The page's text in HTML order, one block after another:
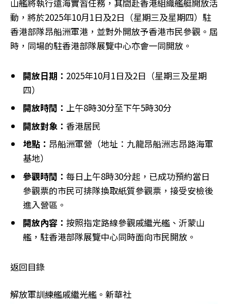
山艦將執行遠海實習任務，其間赴香港組織艦艇開放活
動，將於2025年10月1日及2日（星期三及星期四）駐
香港部隊昂船洲軍港，並對外開放予香港市民參觀。屆
時，同場的駐香港部隊展覽中心亦會一同開放。
開放日期： 2025年10月1日及2日（星期三及星期
四）
開放時間： 上午8時30分至下午5時30分
開放對象： 香港居民
地點： 昂船洲軍營（地址：九龍昂船洲志昂路海軍
基地）
參觀時間： 每日上午8時30分起，已成功預約當日
參觀票的市民可排隊換取紙質參觀票，接受安檢後
進入營區。
開放內容： 按照指定路線參觀戚繼光艦、沂蒙山
艦，駐香港部隊展覽中心同時面向市民開放。
返回目錄
解放軍訓練艦戚繼光艦。新華社